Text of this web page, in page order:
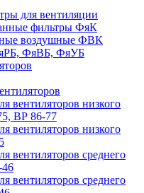
для вентиляции
фильтры ФяК
воздушные ФВК
ФяВБ, ФяУБ
вентиляторов низкого
ВР 86-77
вентиляторов низкого
вентиляторов среднего
вентиляторов среднего